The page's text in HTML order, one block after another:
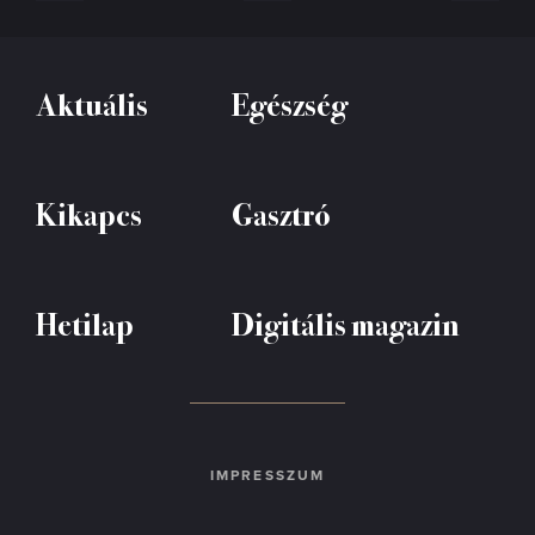
Aktuális Egészség
Kikapcs Gasztró
Hetilap Digitális magazin
IMPRESSZUM